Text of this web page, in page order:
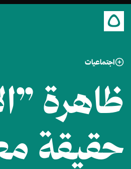
اجتماعيات
ظاهرة
حقيقة